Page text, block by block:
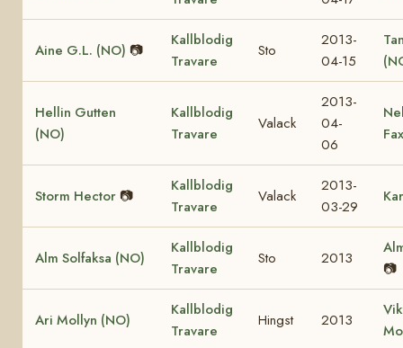
Aine G.L. (NO) 📷
Kallblodig
Travare
Sto
2013-
04-15
Hellin Gutten
(NO)
Kallblodig
Travare
Valack
2013-
04-
06
Storm Hector 📷
Kallblodig
Travare
Valack
2013-
03-29
Alm Solfaksa (NO)
Kallblodig
Travare
Sto 2013
📷
Ari Mollyn (NO)
Kallblodig
Travare
Hingst 2013